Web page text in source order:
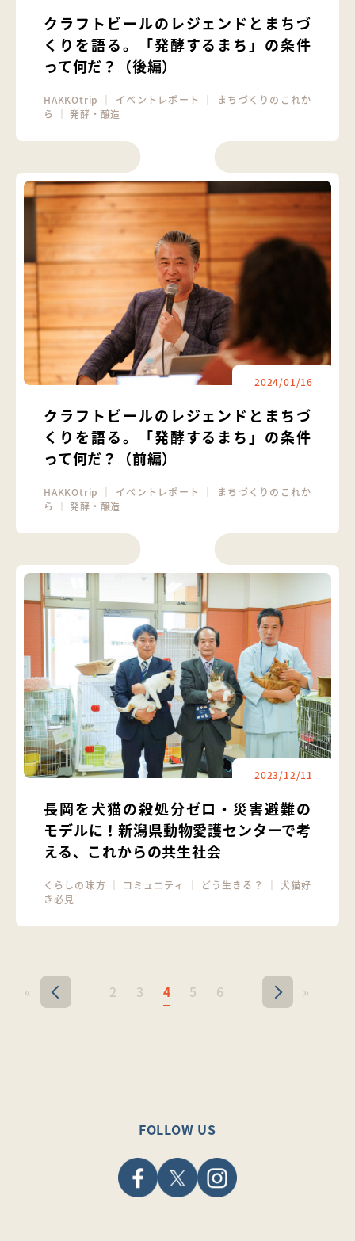
クラフトビールのレジェンドとまちづ
くりを語る。「発酵するまち」の条件
って何だ？（後編）
HAKKOtrip ｜ イベントレポート ｜
まちづくりのこれか
ら
｜発酵・醸造
2024/01/16
クラフトビールのレジェンドとまちづ
くりを語る。「発酵するまち」の条件
って何だ？（前編）
HAKKOtrip イベントレポート
まちづくりのこれか
ら
｜発酵・醸造
2023/12/11
長岡を犬猫の殺処分ゼロ・災害避難の
モデルに！新潟県動物愛護センターで考
える、これからの共生社会
くらしの味方 ｜ コミュニティ ｜ どう生きる？ ｜ 犬猫好
き必見
« < 2 3 4 5 6 > »
FOLLOW US